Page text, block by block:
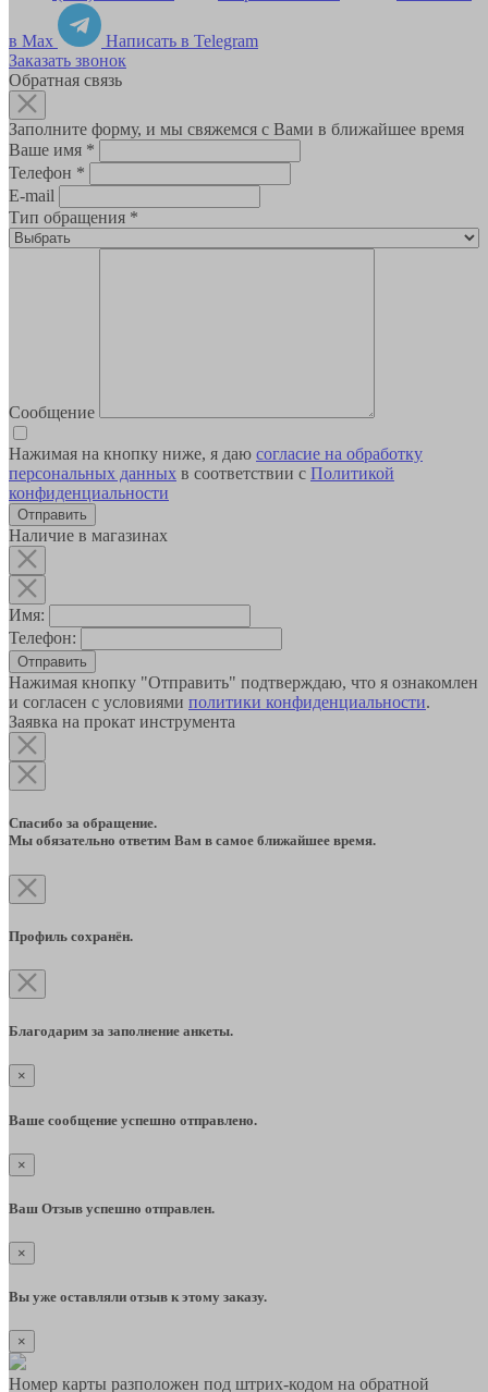
в Max
Написать в Telegram
Заказать звонок
Обратная связь
Заполните форму, и мы свяжемся с Вами в ближайшее время
Ваше имя *
Телефон *
E-mail
Тип обращения *
Сообщение
Нажимая на кнопку ниже, я даю согласие на обработку
персональных данных в соответствии с Политикой
конфиденциальности
Наличие в магазинах
Имя:
Телефон:
Отправить
Нажимая кнопку "Отправить" подтверждаю, что я ознакомлен
и согласен с условиями политики конфиденциальности.
Заявка на прокат инструмента
Спасибо за обращение.
Мы обязательно ответим Вам в самое ближайшее время.
Профиль сохранён.
Благодарим за заполнение анкеты.
×
Ваше сообщение успешно отправлено.
×
Ваш Отзыв успешно отправлен.
×
Вы уже оставляли отзыв к этому заказу.
×
Номер карты разположен под штрих-кодом на обратной